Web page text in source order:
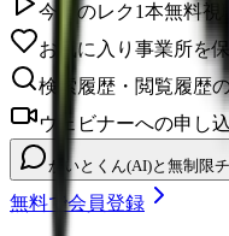
今日のレク1本無料視
お気に入り事業所を
検索履歴・閲覧履歴
ウェビナーへの申し
かいとくん(AI)と無制限
無料で会員登録